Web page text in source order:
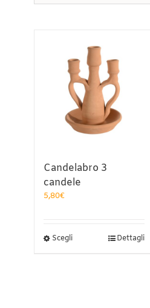
Candelabro 3
candele
5,80€
ScegliQuesto
Dettagli